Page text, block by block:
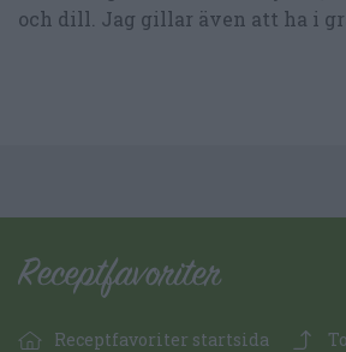
och dill. Jag gillar även att ha i
Receptfavoriter startsida